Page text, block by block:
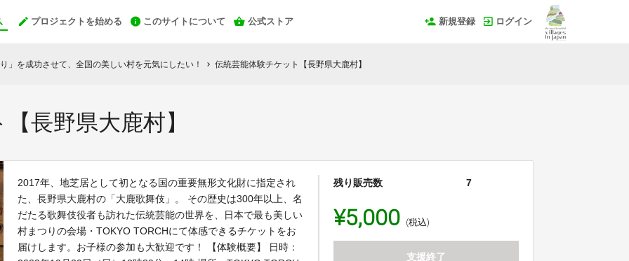
プロジェクトを始める このサイトについて 公式ストア 新規登録 ログイン
」を成功させて、全国の美しい村を元気にしたい！ chevron_right 伝統芸能体験チケット【長野県大鹿村】
長野県大鹿村】
2017年、地芝居として初となる国の重要無形文化財に指定され
た、長野県大鹿村の「大鹿歌舞伎」。 その歴史は300年以上、名
だたる歌舞伎役者も訪れた伝統芸能の世界を、日本で最も美しい
村まつりの会場・TOKYO TORCHにて体感できるチケットをお
届けします。お子様の参加も大歓迎です！ 【体験概要】 日時：
残り販売数 7
¥5,000 (税込)
支援終了